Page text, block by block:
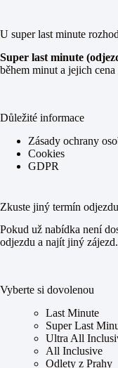
U super last minute
Super last minute
během minut a jejich
Důležité informace
Zásady ochrany
Cookies
GDPR
Zkuste jiný termín odjezdu
Pokud už nabídka není
odjezdu a najít jiný zájezd.
Vyberte si dovolenou
Last Minute
Super Last
Ultra All
All Inclusive
Odlety z Prahy